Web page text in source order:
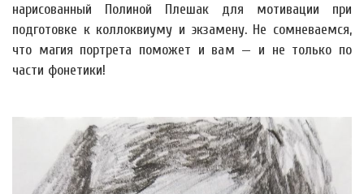
нарисованный Полиной Плешак для мотивации при
подготовке к коллоквиуму и экзамену. Не сомневаемся,
что магия портрета поможет и вам — и не только по
части фонетики!